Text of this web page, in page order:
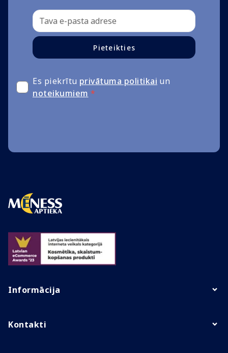
Pieteikties
Es piekrītu privātuma politikai un
noteikumiem *
Informācija
Kontakti